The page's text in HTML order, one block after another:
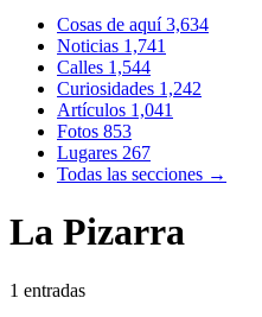
Cosas de aquí3,634
Noticias 1,741
Calles 1,544
Curiosidades 1,242
Artículos 1,041
Fotos 853
Lugares 267
Todas las secciones →
La Pizarra
1 entradas